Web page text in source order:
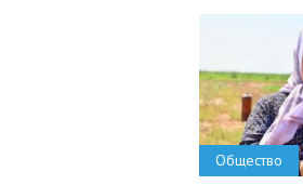
Общество